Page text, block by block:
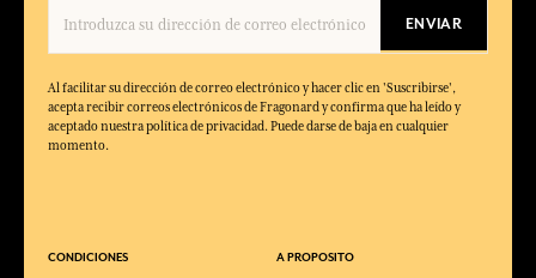
ENVIAR
Al facilitar su dirección de correo electrónico y hacer clic en 'Suscribirse',
acepta recibir correos electrónicos de Fragonard y confirma que ha leído y
aceptado nuestra política de privacidad. Puede darse de baja en cualquier
momento.
CONDICIONES A PROPOSITO